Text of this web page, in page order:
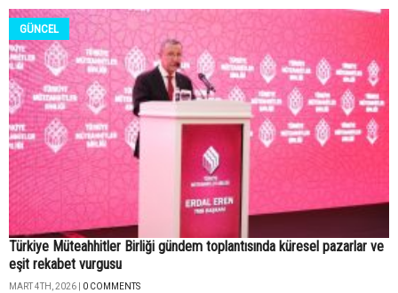
GÜNCEL
Türkiye Müteahhitler Birliği gündem toplantısında küresel pazarlar ve
eşit rekabet vurgusu
MART 4TH, 2026 | 0 COMMENTS